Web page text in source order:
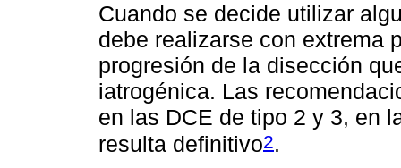
Cuando se decide utilizar
debe realizarse con extrema
progresión de la disección
iatrogénica. Las
en las DCE de tipo 2 y 3, en
resulta definitivo2.